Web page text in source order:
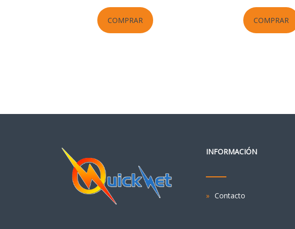
COMPRAR COMPRAR
INFORMACIÓN
Contacto